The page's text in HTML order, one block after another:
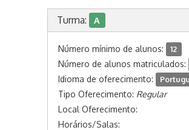
Turma: A
Número mínimo de alunos: 12
Número de alunos matriculados:
Idioma de oferecimento:
Tipo Oferecimento: Regular
Local Oferecimento:
Horários/Salas: